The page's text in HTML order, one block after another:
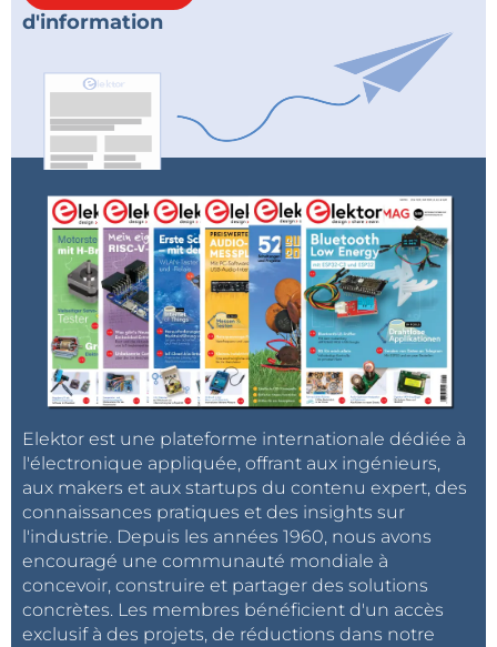
d'information
Elektor est une plateforme internationale dédiée à
l'électronique appliquée, offrant aux ingénieurs,
aux makers et aux startups du contenu expert, des
connaissances pratiques et des insights sur
l'industrie. Depuis les années 1960, nous avons
encouragé une communauté mondiale à
concevoir, construire et partager des solutions
concrètes. Les membres bénéficient d'un accès
exclusif à des projets, de réductions dans notre